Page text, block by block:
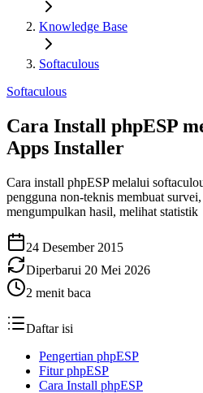
Knowledge Base
Softaculous
Softaculous
Cara Install phpESP
Apps Installer
Cara install phpESP melalui
pengguna non-teknis membuat
mengumpulkan hasil, melihat statistik
24 Desember 2015
Diperbarui 20 Mei 2026
2 menit baca
Daftar isi
Pengertian phpESP
Fitur phpESP
Cara Install phpESP